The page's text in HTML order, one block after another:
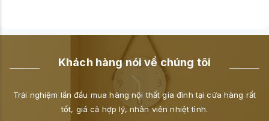
Khách hàng nói về chúng tôi
Cửa hàng giao hàng nhanh, giá cả hợp lý.